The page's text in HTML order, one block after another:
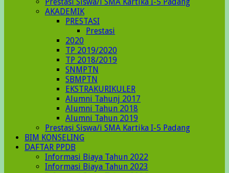
AKADEMIK
PRESTASI
Prestasi
2020
TP 2019/2020
TP 2018/2019
SNMPTN
SBMPTN
EKSTRAKURIKULER
Alumni Tahunj 2017
Alumni Tahun 2018
Alumni Tahun 2019
Prestasi Siswa/i SMA Kartika I-5 Padang
BIM KONSELING
DAFTAR PPDB
Informasi Biaya Tahun 2022
Informasi Biaya Tahun 2023